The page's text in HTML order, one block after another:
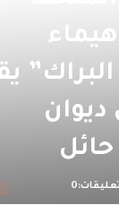
تعليقات:0